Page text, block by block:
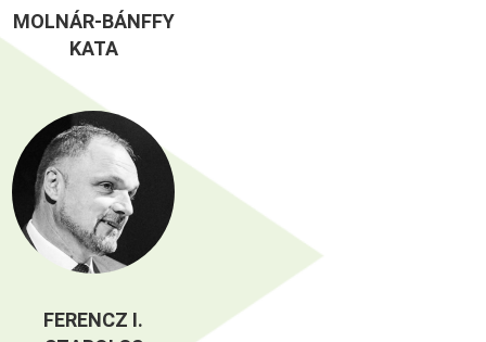
MOLNÁR-BÁNFFY
KATA
FERENCZ I.